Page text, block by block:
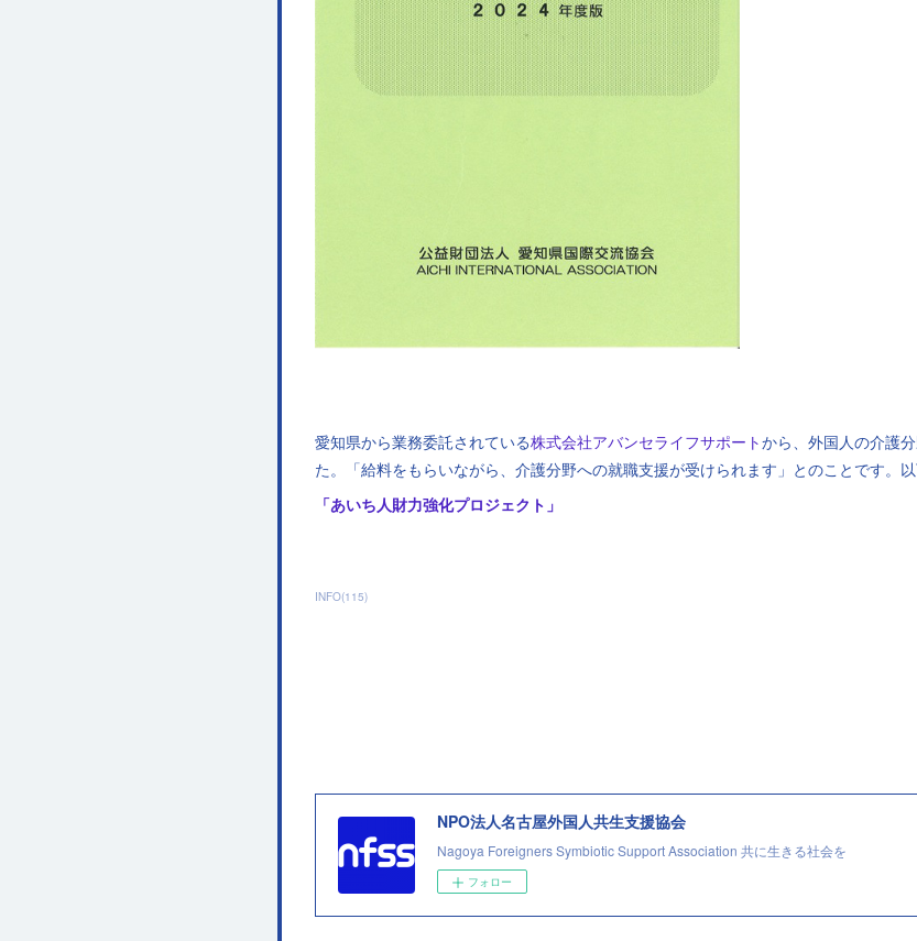
愛知県から業務委託されている株式会社アバンセライフサポートから、外国人の介護
た。「給料をもらいながら、介護分野への就職支援が受けられます」とのことです。以
「あいち人財力強化プロジェクト」
INFO(115)
NPO法人名古屋外国人共生支援協会
Nagoya Foreigners Symbiotic Support Association 共に生きる社会を
フォロー